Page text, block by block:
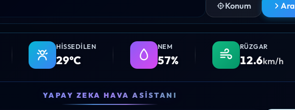
Konum Ara
HISSEDILEN
29°C
NEM
57%
RÜZGAR
12.6km/h
YAPAY ZEKA HAVA ASISTANI
09:00 10:00 11:00 12:00 13:00 14:00